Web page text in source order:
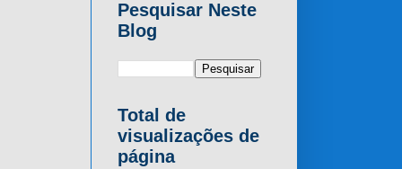
Pesquisar Neste
Blog
Total de
visualizações de
página